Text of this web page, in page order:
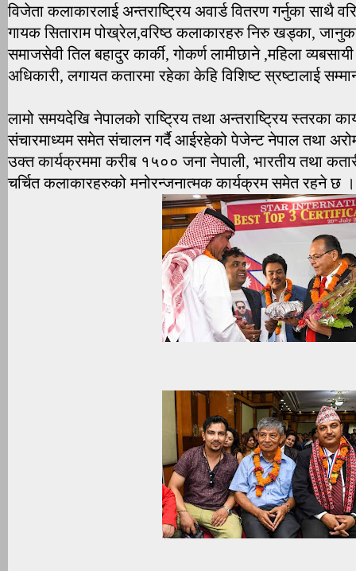
विजेता कलाकारलाई अन्तराष्ट्रिय अवार्ड वितरण गर्नुका साथै
गायक सिताराम पोख्रेल,वरिष्ठ कलाकारहरु निरु खड्का,
समाजसेवी तिल बहादुर कार्की, गोकर्ण लामीछाने ,महिला
अधिकारी, लगायत कतारमा रहेका केहि विशिष्ट स्रष्टालाई
लामो समयदेखि नेपालको राष्ट्रिय तथा अन्तराष्ट्रिय स्तरका
संचारमाध्यम समेत संचालन गर्दै आईरहेको पेजेन्ट नेपाल तथा
उक्त कार्यक्रममा करीब १५०० जना नेपाली, भारतीय तथा
चर्चित कलाकारहरुको मनोरन्जनात्मक कार्यक्रम समेत रहने छ ।